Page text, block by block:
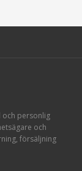
och personlig
och
försäljning